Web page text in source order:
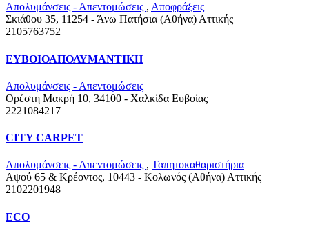
Απολυμάνσεις - Απεντομώσεις , Αποφράξεις
Σκιάθου 35, 11254 - Άνω Πατήσια (Αθήνα) Αττικής
2105763752
ΕΥΒΟΙΟΑΠΟΛΥΜΑΝΤΙΚΗ
Απολυμάνσεις - Απεντομώσεις
Ορέστη Μακρή 10, 34100 - Χαλκίδα Ευβοίας
2221084217
CITY CARPET
Απολυμάνσεις - Απεντομώσεις , Ταπητοκαθαριστήρια
Αψού 65 & Κρέοντος, 10443 - Κολωνός (Αθήνα)Αττικής
2102201948
ECO